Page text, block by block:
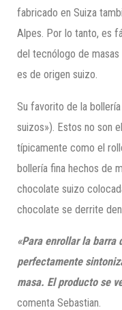
fabricado en Suiza
Alpes. Por lo tanto, es
del tecnólogo de masas
es de origen suizo.
Su favorito de la
suizos»). Estos no son
típicamente como el
bollería fina hechos de
chocolate suizo
chocolate se derrite
«Para enrollar la barra
perfectamente
masa. El producto se
comenta Sebastian.